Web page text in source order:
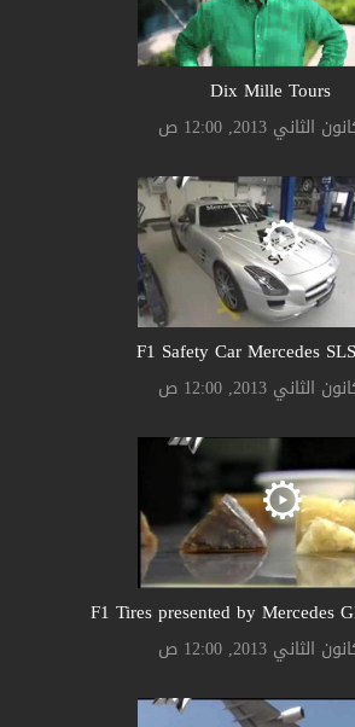
Dix Mille Tours
F1 Safety Car Mercedes
F1 Tires presented by Mercedes